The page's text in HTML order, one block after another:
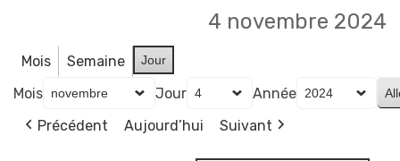
4 novembre 2024
Mois Semaine Jour
Mois Jour
Année
Précédent
Aujourd’hui Suivant